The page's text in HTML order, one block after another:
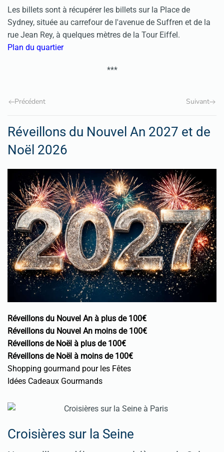
Les billets sont à récupérer les billets sur la Place de
Sydney, située au carrefour de l'avenue de Suffren et de la
rue Jean Rey, à quelques mètres de la Tour Eiffel.
Plan du quartier
***
Précédent Suivant
Réveillons du Nouvel An 2027 et de
Noël 2026
Réveillons du Nouvel An à plus de 100€
Réveillons du Nouvel An moins de 100€
Réveillons de Noël à plus de 100€
Réveillons de Noël à moins de 100€
Shopping gourmand pour les Fêtes
Idées Cadeaux Gourmands
Croisières sur la Seine